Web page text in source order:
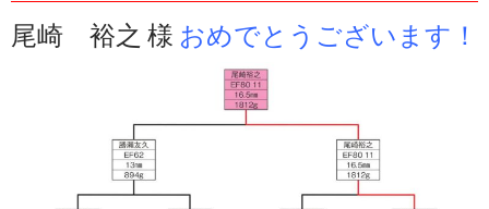
尾崎 裕之 様 おめでとうございます！